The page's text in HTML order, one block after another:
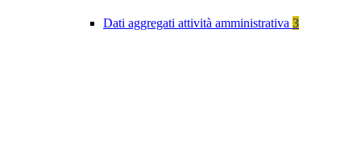
Dati aggregati attività amministrativa 3